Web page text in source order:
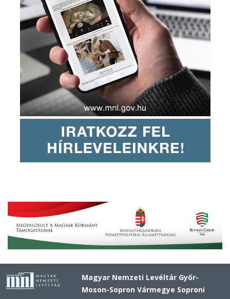
Magyar Nemzeti Levéltár Győr-
Moson-Sopron Vármegye Soproni